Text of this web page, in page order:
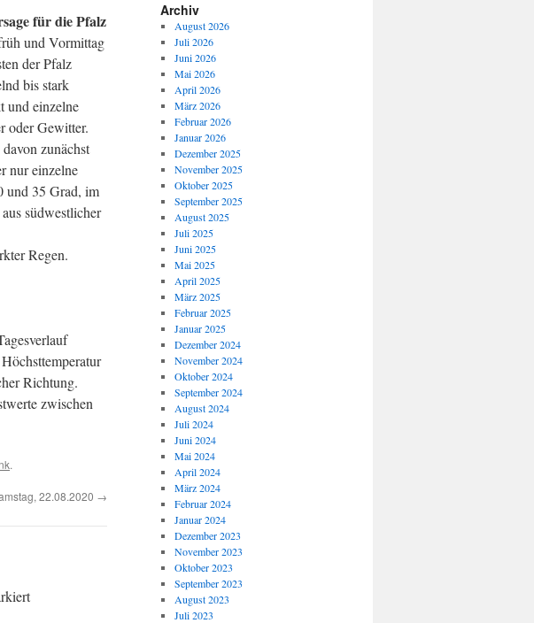
für die Pfalz
und Vormittag
der Pfalz
bis stark
und einzelne
oder Gewitter.
zunächst
nur einzelne
und 35 Grad, im
südwestlicher
Regen.
Richtung.
zwischen
.
22.08.2020 →
Archiv
August 2026
Juli 2026
Juni 2026
Mai 2026
April 2026
März 2026
Februar 2026
Januar 2026
Dezember 2025
November 2025
Oktober 2025
September 2025
August 2025
Juli 2025
Juni 2025
Mai 2025
April 2025
März 2025
Februar 2025
Januar 2025
Dezember 2024
November 2024
Oktober 2024
September 2024
August 2024
Juli 2024
Juni 2024
Mai 2024
April 2024
März 2024
Februar 2024
Januar 2024
Dezember 2023
November 2023
Oktober 2023
September 2023
August 2023
Juli 2023